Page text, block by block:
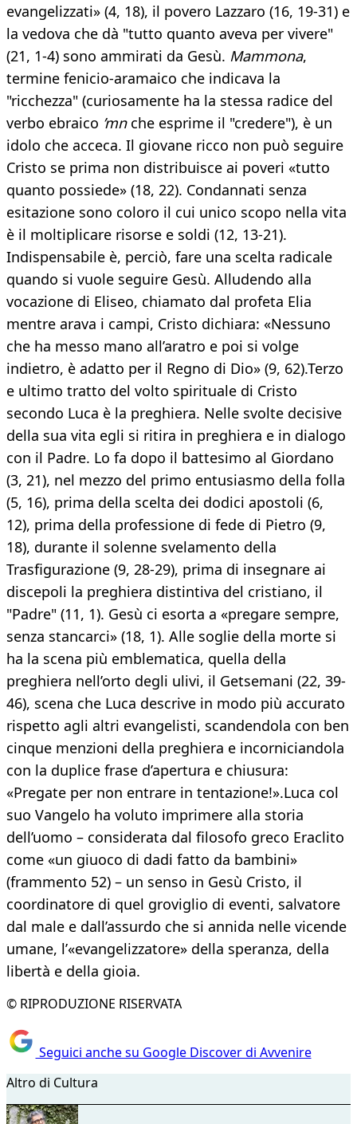
evangelizzati» (4, 18), il povero Lazzaro (16, 19-31) e
la vedova che dà "tutto quanto aveva per vivere"
(21, 1-4) sono ammirati da Gesù. Mammona,
termine fenicio-aramaico che indicava la
"ricchezza" (curiosamente ha la stessa radice del
verbo ebraico ’mnche esprime il "credere"), è un
idolo che acceca. Il giovane ricco non può seguire
Cristo se prima non distribuisce ai poveri «tutto
quanto possiede» (18, 22). Condannati senza
esitazione sono coloro il cui unico scopo nella vita
è il moltiplicare risorse e soldi (12, 13-21).
Indispensabile è, perciò, fare una scelta radicale
quando si vuole seguire Gesù. Alludendo alla
vocazione di Eliseo, chiamato dal profeta Elia
mentre arava i campi, Cristo dichiara: «Nessuno
che ha messo mano all’aratro e poi si volge
indietro, è adatto per il Regno di Dio» (9, 62).Terzo
e ultimo tratto del volto spirituale di Cristo
secondo Luca è la preghiera. Nelle svolte decisive
della sua vita egli si ritira in preghiera e in dialogo
con il Padre. Lo fa dopo il battesimo al Giordano
(3, 21), nel mezzo del primo entusiasmo della folla
(5, 16), prima della scelta dei dodici apostoli (6,
12), prima della professione di fede di Pietro (9,
18), durante il solenne svelamento della
Trasfigurazione (9, 28-29), prima di insegnare ai
discepoli la preghiera distintiva del cristiano, il
"Padre" (11, 1). Gesù ci esorta a «pregare sempre,
senza stancarci» (18, 1). Alle soglie della morte si
ha la scena più emblematica, quella della
preghiera nell’orto degli ulivi, il Getsemani (22, 39-
46), scena che Luca descrive in modo più accurato
rispetto agli altri evangelisti, scandendola con ben
cinque menzioni della preghiera e incorniciandola
con la duplice frase d’apertura e chiusura:
«Pregate per non entrare in tentazione!».Luca col
suo Vangelo ha voluto imprimere alla storia
dell’uomo – considerata dal filosofo greco Eraclito
come «un giuoco di dadi fatto da bambini»
(frammento 52) – un senso in Gesù Cristo, il
coordinatore di quel groviglio di eventi, salvatore
dal male e dall’assurdo che si annida nelle vicende
umane, l’«evangelizzatore» della speranza, della
libertà e della gioia.
© RIPRODUZIONE RISERVATA
Seguici anche su Google Discover di Avvenire
Altro di Cultura